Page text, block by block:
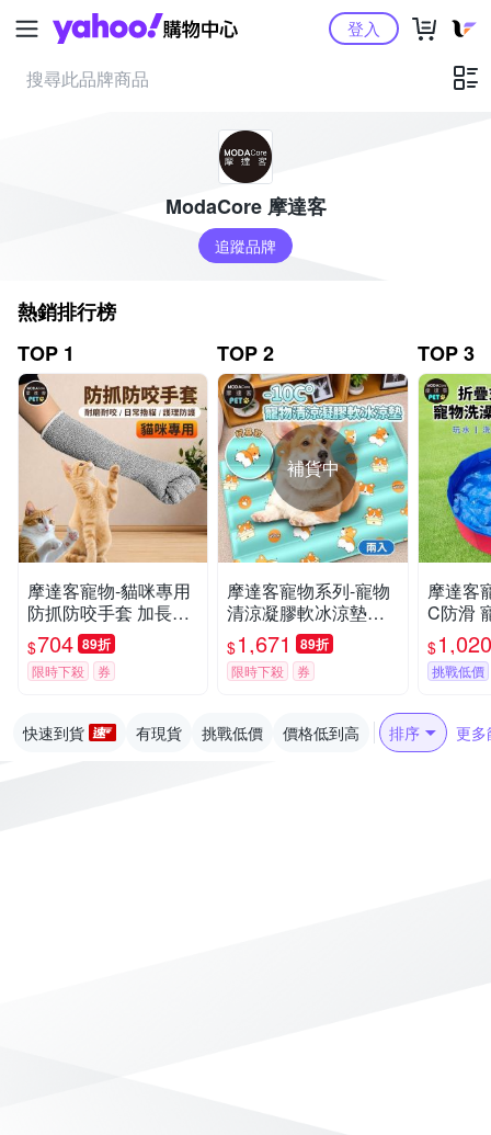
Yahoo購物中心登入
ModaCore 摩達客
追蹤品牌
熱銷排行榜
TOP 1
摩達客寵物-貓咪專用
防抓防咬手套 加長護
臂 耐磨耐咬 日常撸貓
護理防護
$704 89折
限時下殺 券
TOP 2
補貨中
摩達客寵物系列-寵物
清涼凝膠軟冰涼墊超
值二入組__柯基L 夏
日毛孩解暑首選 熱銷
品 人也可使用
$1,671 89折
限時下殺 券
TOP 3
摩達客
C防滑
盆 小
大小型
$1,020
挑戰低價
快速到貨 有現貨 挑戰低價 價格低到高 排序 更多